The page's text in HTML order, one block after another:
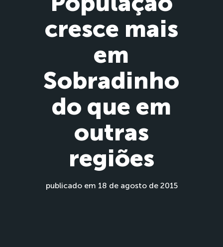
cresce mais
em
Sobradinho
do que em
outras
regiões
publicado em 18 de agosto de 2015